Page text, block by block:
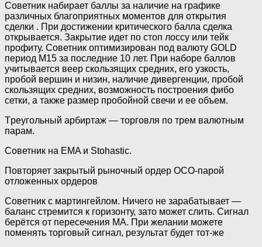
Советник набирает баллы за наличие на графике
различных благоприятных моментов для открытия
сделки . При достижении критического балла сделка
открывается. Закрытие идет по стоп лоссу или тейк
профиту. Советник оптимизирован под валюту GOLD
период М15 за последние 10 лет. При наборе баллов
учитывается веер скользящих средних, его узкость,
пробой вершин и низин, наличие дивергенции, пробой
скользящих средних, возможность построения фибо
сетки, а также размер пробойной свечи и ее объем.
Tреугольный арбиртаж — торговля по трем валютным
парам.
Советник на EMA и Stohastic.
Повторяет закрытый рыночный ордер OCO-парой
отложенных ордеров
Советник с мартингейлом. Ничего не зарабатывает —
баланс стремится к горизонту, зато может слить. Сигнал
берётся от пересечения МА. При желании можете
поменять торговый сигнал, результат будет тот-же